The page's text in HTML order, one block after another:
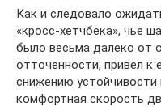
Как и следовало
«кросс-хетчбека», чье
было весьма далеко от
отточенности, привел
снижению устойчивости
комфортная скорость